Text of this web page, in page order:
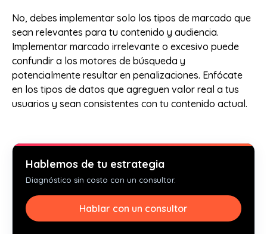
No, debes implementar solo los tipos de marcado que
sean relevantes para tu contenido y audiencia.
Implementar marcado irrelevante o excesivo puede
confundir a los motores de búsqueda y
potencialmente resultar en penalizaciones. Enfócate
en los tipos de datos que agreguen valor real a tus
usuarios y sean consistentes con tu contenido actual.
Hablemos de tu estrategia
Diagnóstico sin costo con un consultor.
Hablar con un consultor